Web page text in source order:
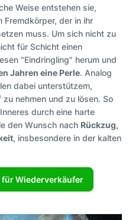
Weise entstehen sie,
Fremdkörper, der in ihr
muss. Um sich nicht zu
für Schicht einen
"Eindringling" herum und
Jahren eine Perle. Analog
dabei unterstützem,
nehmen und zu lösen. So
durch eine harte
den Wunsch nach Rückzug,
, insbesondere in der kalten
für Wiederverkäufer